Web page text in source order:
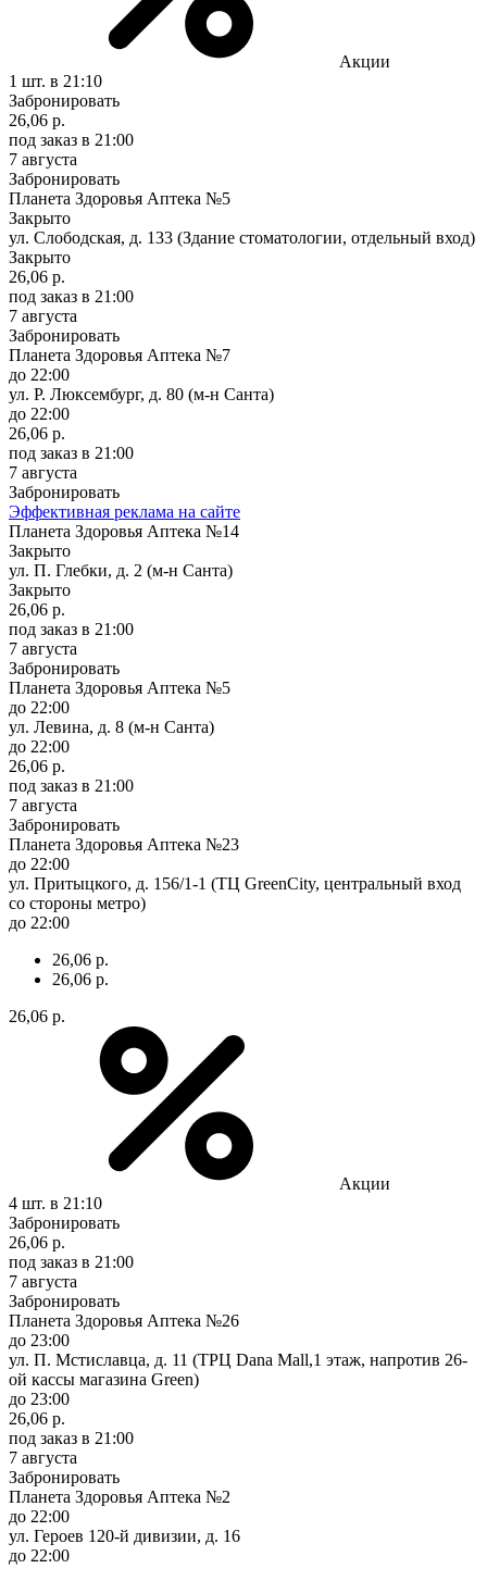
Акции
1 шт. в 21:10
Забронировать
26,06 р.
под заказ в 21:00
7 августа
Забронировать
Планета Здоровья Аптека №5
Закрыто
ул. Слободская, д. 133 (Здание стоматологии, отдельный вход)
Закрыто
26,06 р.
под заказ в 21:00
7 августа
Забронировать
Планета Здоровья Аптека №7
до 22:00
ул. Р. Люксембург, д. 80 (м-н Санта)
до 22:00
26,06 р.
под заказ в 21:00
7 августа
Забронировать
Эффективная реклама на сайте
Планета Здоровья Аптека №14
Закрыто
ул. П. Глебки, д. 2 (м-н Санта)
Закрыто
26,06 р.
под заказ в 21:00
7 августа
Забронировать
Планета Здоровья Аптека №5
до 22:00
ул. Левина, д. 8 (м-н Санта)
до 22:00
26,06 р.
под заказ в 21:00
7 августа
Забронировать
Планета Здоровья Аптека №23
до 22:00
ул. Притыцкого, д. 156/1-1 (ТЦ GreenCity, центральный вход
со стороны метро)
до 22:00
26,06 р.
26,06 р.
26,06 р.
Акции
4 шт. в 21:10
Забронировать
26,06 р.
под заказ в 21:00
7 августа
Забронировать
Планета Здоровья Аптека №26
до 23:00
ул. П. Мстиславца, д. 11 (ТРЦ Dana Mall,1 этаж, напротив 26-
ой кассы магазина Green)
до 23:00
26,06 р.
под заказ в 21:00
7 августа
Забронировать
Планета Здоровья Аптека №2
до 22:00
ул. Героев 120-й дивизии, д. 16
до 22:00